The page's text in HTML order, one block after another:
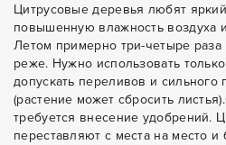
Цитрусовые деревья любят
повышенную влажность воздуха
Летом примерно три-четыре
реже. Нужно использовать
допускать переливов и
(растение может сбросить
требуется внесение удобрений.
переставляют с места на место и